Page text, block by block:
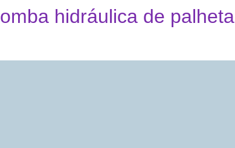
hidráulica de palheta